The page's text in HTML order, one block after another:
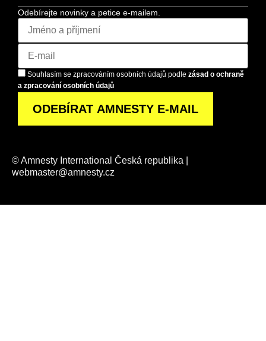
Odebírejte novinky a petice e-mailem.
Souhlasím se zpracováním osobních údajů podle zásad o ochraně
a zpracování osobních údajů
© Amnesty International Česká republika |
webmaster@amnesty.cz